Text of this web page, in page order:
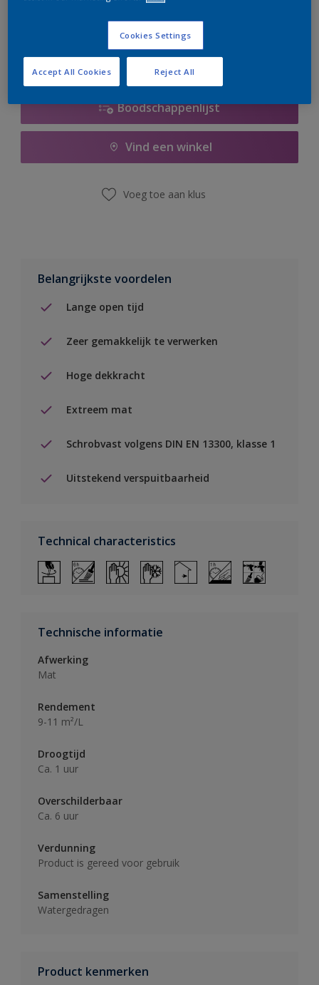
Boodschappenlijst
Vind een winkel
Voeg toe aan klus
Belangrijkste voordelen
Lange open tijd
Zeer gemakkelijk te verwerken
Hoge dekkracht
Extreem mat
Schrobvast volgens DIN EN 13300, klasse 1
Uitstekend verspuitbaarheid
Technical characteristics
Technische informatie
Afwerking
Mat
Rendement
9-11 m²/L
Droogtijd
Ca. 1 uur
Overschilderbaar
Ca. 6 uur
Verdunning
Product is gereed voor gebruik
Samenstelling
Watergedragen
Product kenmerken
Cookies Settings
Reject All
Accept All Cookies